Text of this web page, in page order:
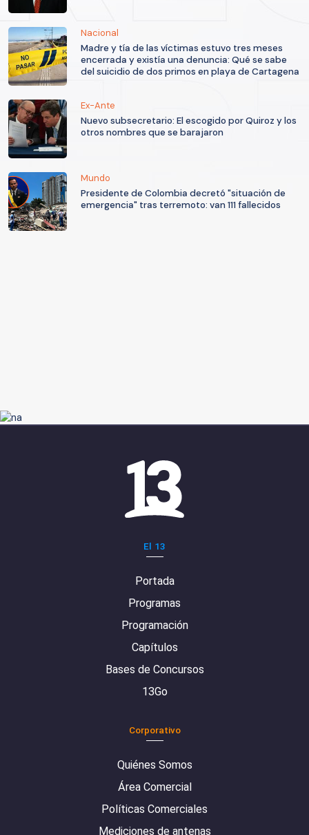
Nacional
Madre y tía de las víctimas estuvo tres meses
encerrada y existía una denuncia: Qué se sabe
del suicidio de dos primos en playa de Cartagena
Ex-Ante
Nuevo subsecretario: El escogido por Quiroz y los
otros nombres que se barajaron
Mundo
Presidente de Colombia decretó "situación de
emergencia" tras terremoto: van 111 fallecidos
El 13
Portada
Programas
Programación
Capítulos
Bases de Concursos
13Go
Corporativo
Quiénes Somos
Área Comercial
Políticas Comerciales
Mediciones de antenas